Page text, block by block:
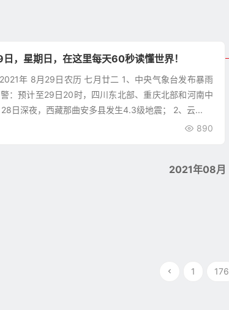
，星期日，在这里每天60秒读懂世界！
年 8月29日农历 七月廿二 1、中央气象台发布暴雨
：预计至29日20时，四川东北部、重庆北部和河南中
日深夜，西藏那曲安多县发生4.3级地震； 2、云...
890
2021年08月
1 176